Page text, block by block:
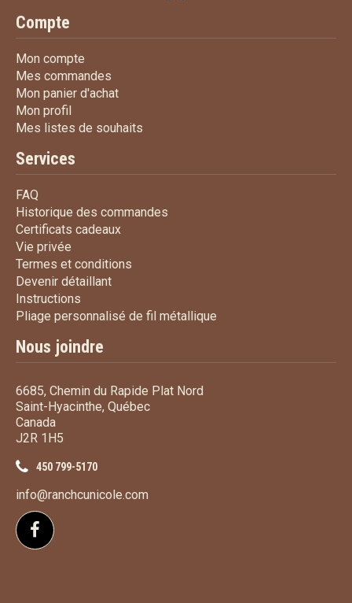
Compte
Mon compte
Mes commandes
Mon panier d'achatMon panier d'achat
Mon profil
Mes listes de souhaits
Services
FAQ
Historique des commandes
Certificats cadeauxCertificats cadeaux
Vie privée
Termes et conditions
Devenir détaillantDevenir détaillant
Instructions
Pliage personnalisé de fil métallique
Nous joindre
6685, Chemin du Rapide Plat Nord
Saint-Hyacinthe, Québec
Canada
J2R 1H5
450 799-5170
info@ranchcunicole.com
Suivez-nous sur Facebook